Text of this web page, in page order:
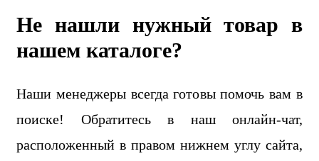
Не нашли нужный товар в
нашем каталоге?
Наши менеджеры всегда готовы помочь вам в
поиске! Обратитесь в наш онлайн-чат,
расположенный в правом нижнем углу сайта,